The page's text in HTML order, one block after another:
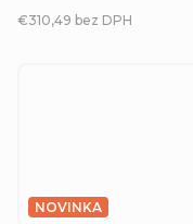
€310,49 bez DPH
NOVINKA